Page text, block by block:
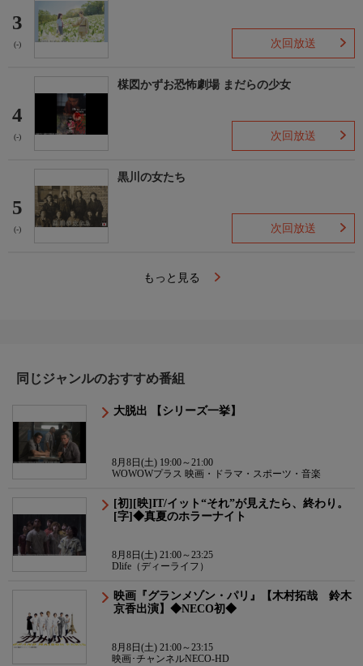
3
(-) 次回放送
4
(-)
楳図かずお恐怖劇場 まだらの少女
次回放送
5
(-)
黒川の女たち
次回放送
もっと見る
同じジャンルのおすすめ番組
大脱出 【シリーズ一挙】
8月8日(土) 19:00～21:00
WOWOWプラス 映画・ドラマ・スポーツ・音楽
[初][映]IT/イット“それ”が見えたら、終わり。
[字]◆真夏のホラーナイト
8月8日(土) 21:00～23:25
Dlife（ディーライフ）
映画『グランメゾン・パリ』【木村拓哉 鈴木
京香出演】◆NECO初◆
8月8日(土) 21:00～23:15
映画･チャンネルNECO-HD